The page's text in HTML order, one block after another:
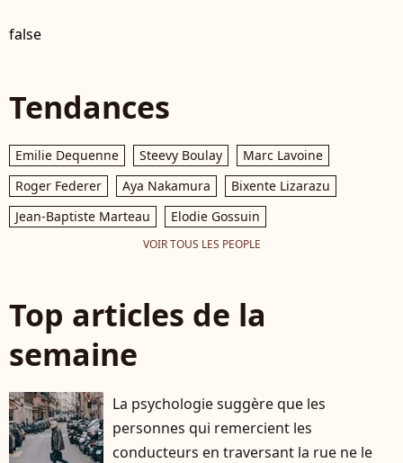
false
Tendances
Emilie Dequenne Steevy Boulay
Marc Lavoine
Roger Federer
Aya Nakamura
Bixente Lizarazu
Jean-Baptiste Marteau
Elodie Gossuin
VOIR TOUS LES PEOPLE
Top articles de la
semaine
La psychologie suggère que les
personnes qui remercient les
conducteurs en traversant la rue ne le